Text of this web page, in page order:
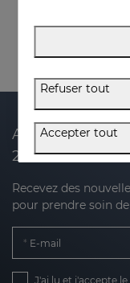
Abonnez-vous
20 % de
Recevez des
pour prendre soin
E-mail
J'ai lu et j'accepte le
Refuser tout
Accepter tout